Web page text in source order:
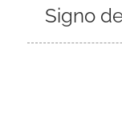
Signo